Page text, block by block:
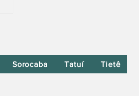
Sorocaba Tatuí Tietê